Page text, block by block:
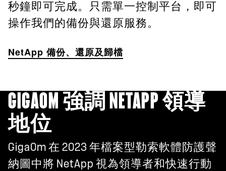
秒鐘即可完成。只需單一控制平台，即可
操作我們的備份與還原服務。
NetApp 備份、還原及歸檔
GIGAOM 強調 NETAPP 領導
地位
GigaOm 在 2023 年檔案型勒索軟體防護聲
納圖中將 NetApp 視為領導者和快速行動